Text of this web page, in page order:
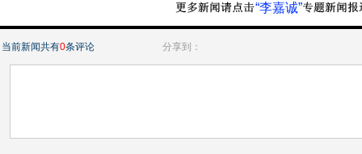
“李嘉诚”
当前新闻共有0条评论 分享到：